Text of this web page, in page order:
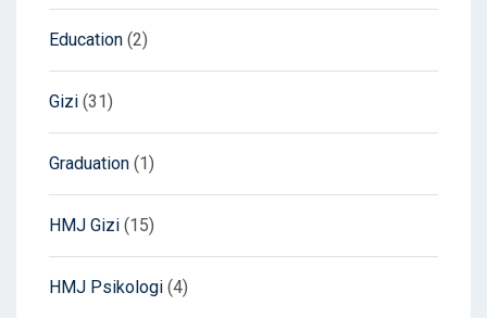
Education (2)
Gizi (31)
Graduation (1)
HMJ Gizi (15)
HMJ Psikologi (4)